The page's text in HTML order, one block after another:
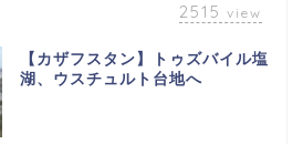
2515 view
【カザフスタン】トゥズバイル塩
湖、ウスチュルト台地へ